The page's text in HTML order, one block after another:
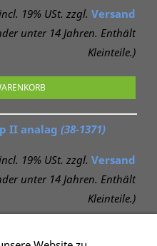
19% USt. zzgl. Versand
unter 14 Jahren. Enthält
Kleinteile.)
II analag (38-1371)
19% USt. zzgl. Versand
unter 14 Jahren. Enthält
Kleinteile.)